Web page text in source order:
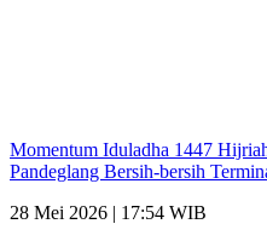
Momentum Iduladha 1447
Pandeglang Bersih-bersih
28 Mei 2026 | 17:54 WIB